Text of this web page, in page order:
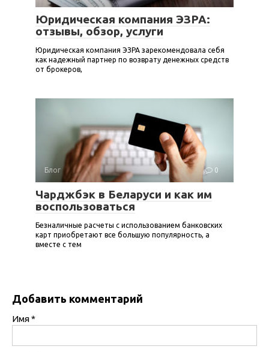
Юридическая компания ЭЗРА:
отзывы, обзор, услуги
Юридическая компания ЭЗРА зарекомендовала себя
как надежный партнер по возврату денежных средств
от брокеров,
Блог 0
Чарджбэк в Беларуси и как им
воспользоваться
Безналичные расчеты с использованием банковских
карт приобретают все большую популярность, а
вместе с тем
Добавить комментарий
Имя*